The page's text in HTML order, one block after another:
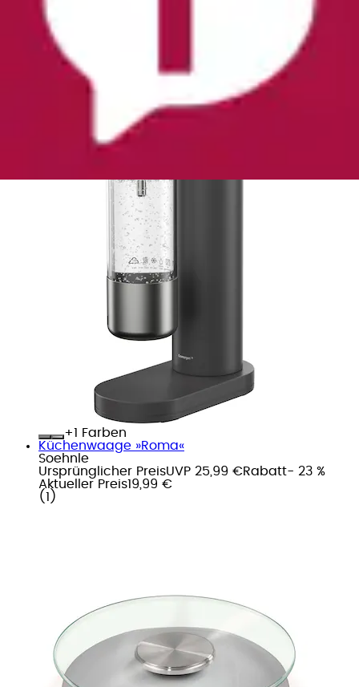
Ursprünglicher Preis
- 72,01 €
Aktueller Preis
+
Farben
Küchenwaage »Roma«
Soehnle
Ursprünglicher PreisUVP 25,99 €Rabatt- 23 %
Aktueller Preis19,99 €
( 1 )